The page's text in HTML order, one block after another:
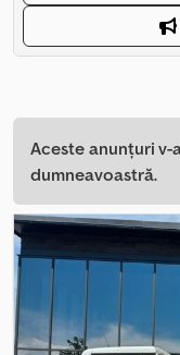
Aceste anunțuri
dumneavoastră.